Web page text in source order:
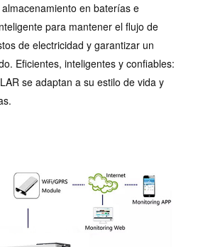
en baterías e
para mantener el flujo de
de electricidad y garantizar un
Eficientes, inteligentes y confiables:
se adaptan a su estilo de vida y